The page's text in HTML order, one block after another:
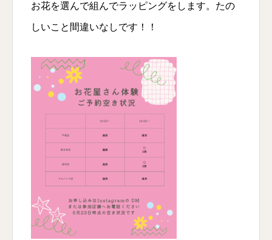
お花を選んで組んでラッピングをします。たの
しいこと間違いなしです！！